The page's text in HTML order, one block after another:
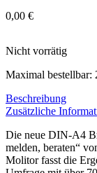
0,00 €
Nicht vorrätig
Maximal bestellbar:
Beschreibung
Zusätzliche
Die neue DIN-A4
melden, beraten“
Molitor fasst die